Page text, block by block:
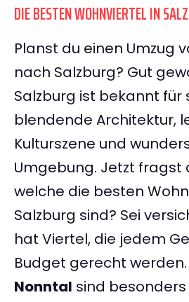
DIE BESTEN WOHNVIERTEL IN
Planst du einen Umzug
nach Salzburg? Gut
Salzburg ist bekannt für
blendende Architektur,
Kulturszene und
Umgebung. Jetzt fragst
welche die besten
Salzburg sind? Sei
hat Viertel, die jedem
Budget gerecht werden.
Nonntal sind